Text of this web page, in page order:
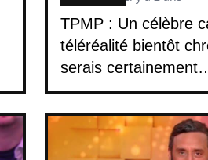
TPMP : Un célèbre
téléréalité bientôt
serais